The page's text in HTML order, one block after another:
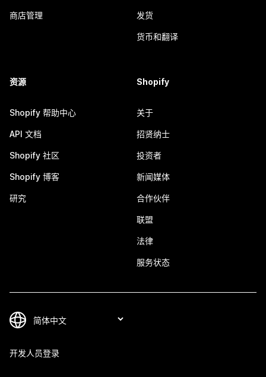
商店管理 发货
货币和翻译
资源
Shopify 帮助中心
API 文档
Shopify 社区
Shopify 博客
研究
Shopify
关于
招贤纳士
投资者
新闻媒体
合作伙伴
联盟
法律
服务状态
开发人员登录